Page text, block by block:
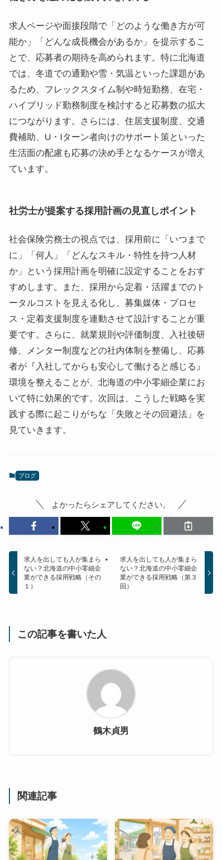
求人ページや面接段階で「どのような働き方が可
能か」「どんな成長機会があるか」を提示するこ
とで、応募者の期待を高められます。特に北海道
では、冬道での通勤や雪・気温といった課題があ
るため、フレックスタイム制や時短勤務、在宅・
ハイブリッド勤務制度を検討すると応募数の拡大
につながります。さらには、住居支援制度、交通
費補助、U・Iターン者向けのサポート策といった
生活面の配慮も応募の決め手となるケースが増え
ています。
社労士が提案する採用計画の見直しポイント
社会保険労務士の視点では、採用前に「いつまで
に」「何人」「どんなスキル・特性を持つ人材
か」という採用計画を明確に設定することをおす
すめします。また、採用から定着・活躍までのト
ータルコストを見える化し、募集媒体・プロセ
ス・定着支援制度を連動させて設計することが重
要です。さらに、就業規則や評価制度、入社後研
修、メンター制度などの社内体制を整備し、応募
者が『入社してからも安心して働けると感じる』
環境を整えることが、北海道の中小零細企業にお
いて特に効果的です。次回は、こうした戦略を実
践する際に起こりがちな「失敗とその回避法」を
見ていきます。
ブログ
よかったらシェアしてください。
求人を出しても人が集まら
ない？北海道の中小零細企
業ができる採用戦略（その
１）
求人を出しても人が集まら
ない？北海道の中小零細企
業ができる採用戦略（第３
回）
この記事を書いた人
鶴木貞男
関連記事